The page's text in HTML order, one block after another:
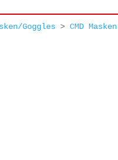
Goggles >CMD Masken